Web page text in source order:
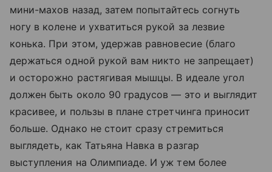
мини-махов назад, затем попытайтесь согнуть
ногу в колене и ухватиться рукой за лезвие
конька. При этом, удержав равновесие (благо
держаться одной рукой вам никто не запрещает)
и осторожно растягивая мышцы. В идеале угол
должен быть около 90 градусов — это и выглядит
красивее, и пользы в плане стретчинга приносит
больше. Однако не стоит сразу стремиться
выглядеть, как Татьяна Навка в разгар
выступления на Олимпиаде. И уж тем более